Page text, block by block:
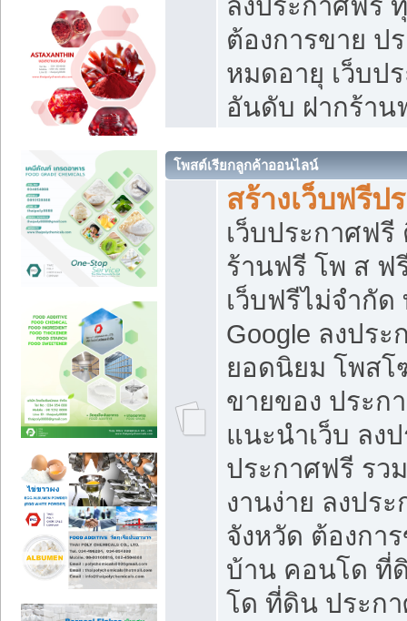
ลงประกาศฟรี
ต้องการขาย ป
หมดอายุ เว็บป
อันดับ ฝากร้าน
โพสต์เรียกลูกค้าออนไลน์
สร้างเว็บฟรีป
เว็บประกาศฟ
ร้านฟรี โพ ส ฟ
เว็บฟรีไม่จำกัด
Google ลงประ
ยอดนิยม โพส
ขายของ ประก
แนะนำเว็บ ลง
ประกาศฟรี รว
งานง่าย ลงปร
จังหวัด ต้องกา
บ้าน คอนโด ที่
โด ที่ดิน ประก